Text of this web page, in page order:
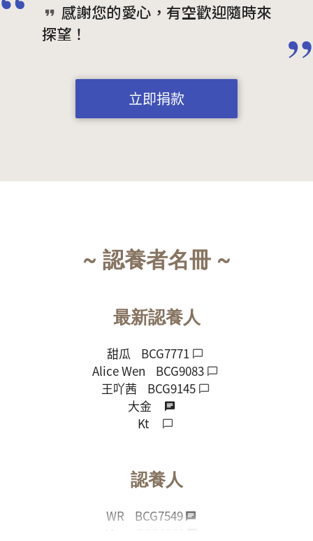
感謝您的愛心，有空歡迎隨時來
探望！
立即捐款
~ 認養者名冊 ~
最新認養人
甜瓜
BCG7771
Alice Wen
BCG9083
王吖茜
BCG9145
大金
Kt
認養人
WR
BCG7549